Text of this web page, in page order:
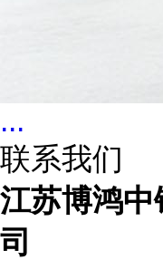
...
联系我们
江苏博鸿
司